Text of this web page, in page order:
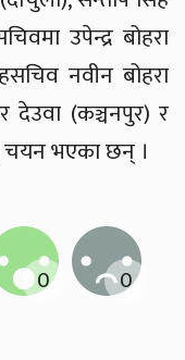
उपेन्द्र बोहरा
नवीन बोहरा
देउवा (कञ्चनपुर) र
चयन भएका छन् ।